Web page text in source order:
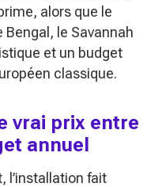
alors que le
le Savannah
et un budget
classique.
vrai prix entre
annuel
l’installation fait